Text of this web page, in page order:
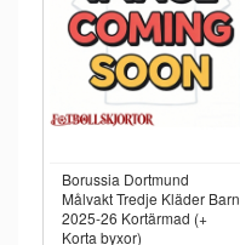
Borussia Dortmund
Målvakt Tredje Kläder Barn
2025-26 Kortärmad (+
Korta byxor)